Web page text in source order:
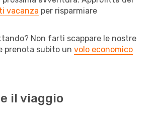
vacanza per risparmiare
Non farti scappare le nostre
prenota subito un volo economico
il viaggio